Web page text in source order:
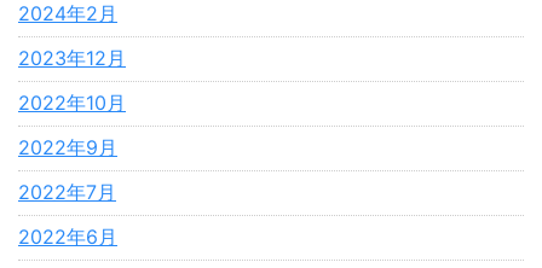
2024年2月
2023年12月
2022年10月
2022年9月
2022年7月
2022年6月